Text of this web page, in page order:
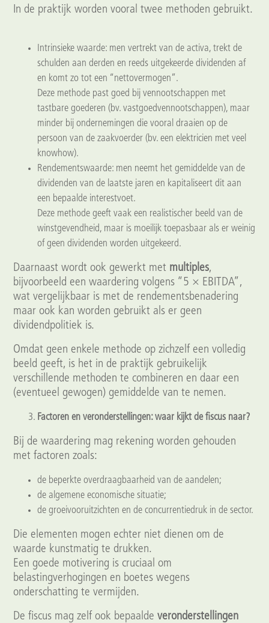
In de praktijk worden vooral twee methoden gebruikt.
Intrinsieke waarde: men vertrekt van de activa, trekt de
schulden aan derden en reeds uitgekeerde dividenden af
en komt zo tot een “nettovermogen”.
Deze methode past goed bij vennootschappen met
tastbare goederen (bv. vastgoedvennootschappen), maar
minder bij ondernemingen die vooral draaien op de
persoon van de zaakvoerder (bv. een elektricien met veel
knowhow).
Rendementswaarde: men neemt het gemiddelde van de
dividenden van de laatste jaren en kapitaliseert dit aan
een bepaalde interestvoet.
Deze methode geeft vaak een realistischer beeld van de
winstgevendheid, maar is moeilijk toepasbaar als er weinig
of geen dividenden worden uitgekeerd.
Daarnaast wordt ook gewerkt met multiples,
bijvoorbeeld een waardering volgens “5 × EBITDA”,
wat vergelijkbaar is met de rendementsbenadering
maar ook kan worden gebruikt als er geen
dividendpolitiek is.
Omdat geen enkele methode op zichzelf een volledig
beeld geeft, is het in de praktijk gebruikelijk
verschillende methoden te combineren en daar een
(eventueel gewogen) gemiddelde van te nemen.
Factoren en veronderstellingen: waar kijkt de fiscus naar?
Bij de waardering mag rekening worden gehouden
met factoren zoals:
de beperkte overdraagbaarheid van de aandelen;
de algemene economische situatie;
de groeivooruitzichten en de concurrentiedruk in de sector.
Die elementen mogen echter niet dienen om de
waarde kunstmatig te drukken.
Een goede motivering is cruciaal om
belastingverhogingen en boetes wegens
onderschatting te vermijden.
De fiscus mag zelf ook bepaaldeveronderstellingen